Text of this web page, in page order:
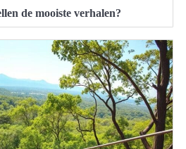
de mooiste verhalen?